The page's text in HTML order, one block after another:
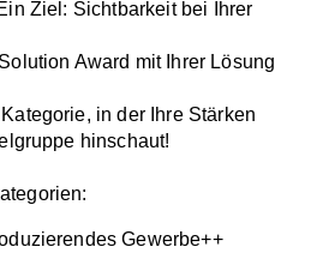
Ziel: Sichtbarkeit bei Ihrer
Award mit Ihrer Lösung
in der Ihre Stärken
hinschaut!
Gewerbe++